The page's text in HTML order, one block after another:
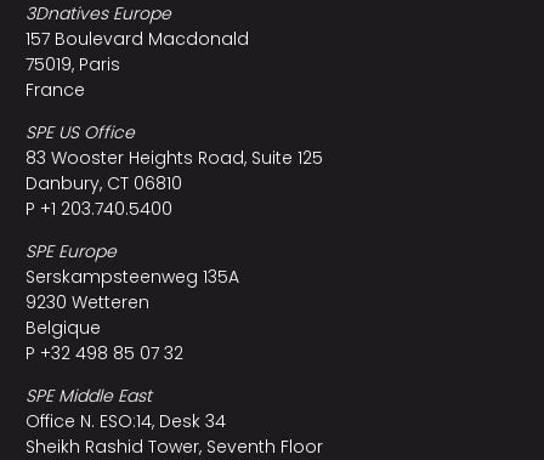
3Dnatives Europe
157 Boulevard Macdonald
75019, Paris
France
SPE US Office
83 Wooster Heights Road, Suite 125
Danbury, CT 06810
P +1 203.740.5400
SPE Europe
Serskampsteenweg 135A
9230 Wetteren
Belgique
P +32 498 85 07 32
SPE Middle East
Office N. ESO:14, Desk 34
Sheikh Rashid Tower, Seventh Floor